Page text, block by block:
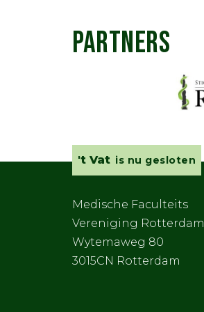
PARTNERS
't Vat is nu gesloten
Medische Faculteits
Vereniging Rotterdam
Wytemaweg 80
3015CN Rotterdam